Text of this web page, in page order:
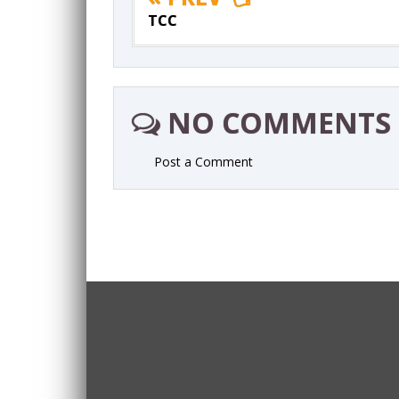
TCC
NO COMMENTS
Post a Comment